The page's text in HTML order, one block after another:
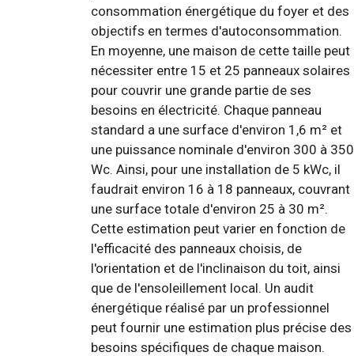
consommation énergétique du foyer et des
objectifs en termes d'autoconsommation.
En moyenne, une maison de cette taille peut
nécessiter entre 15 et 25 panneaux solaires
pour couvrir une grande partie de ses
besoins en électricité. Chaque panneau
standard a une surface d'environ 1,6 m² et
une puissance nominale d'environ 300 à 350
Wc. Ainsi, pour une installation de 5 kWc, il
faudrait environ 16 à 18 panneaux, couvrant
une surface totale d'environ 25 à 30 m².
Cette estimation peut varier en fonction de
l'efficacité des panneaux choisis, de
l'orientation et de l'inclinaison du toit, ainsi
que de l'ensoleillement local. Un audit
énergétique réalisé par un professionnel
peut fournir une estimation plus précise des
besoins spécifiques de chaque maison.